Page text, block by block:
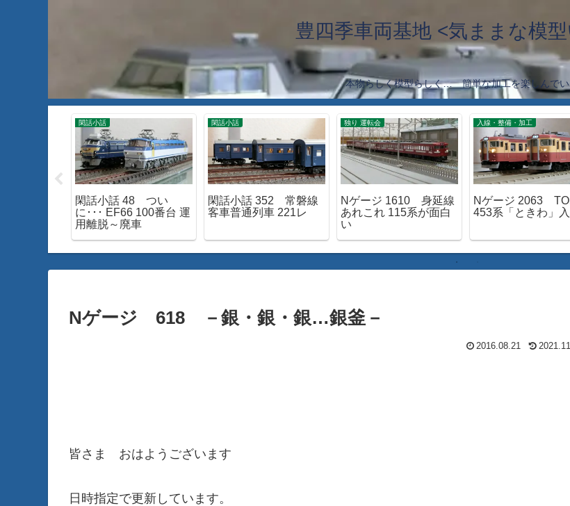
豊四季車両基地 <気ままな模
本物らしく模型らしく… 簡単な加工を楽しんで
閑話小話
閑話小話 48 つい
に･･･ EF66 100番台 運
用離脱～廃車
閑話小話
閑話小話 352 常磐線
客車普通列車 221レ
独り 運転会
Nゲージ 1610 身延線
あれこれ 115系が面白
い
入線・整備・加工
Nゲージ 2063
453系「ときわ」
Nゲージ 618 －銀・銀・銀…銀釜－
2016.08.21
皆さま おはようございます
日時指定で更新しています。